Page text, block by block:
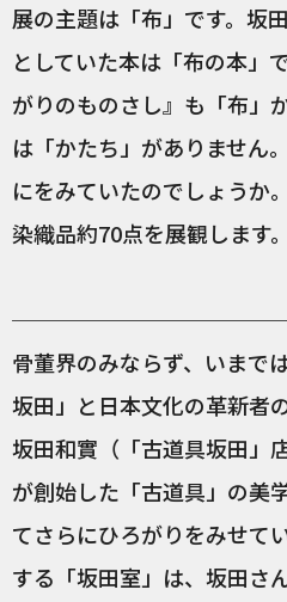
展の主題は「布」です。坂
としていた本は「布の本」
がりのものさし』も「布」
は「かたち」がありません
にをみていたのでしょうか
染織品約70点を展観します。
骨董界のみならず、いまで
坂田」と日本文化の革新者
坂田和實（「古道具坂田」
が創始した「古道具」の美
てさらにひろがりをみせて
する「坂田室」は、坂田さ